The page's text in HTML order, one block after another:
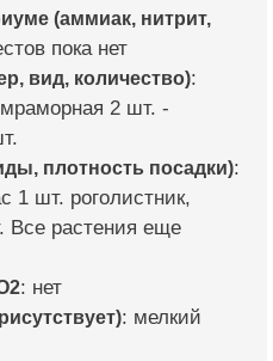
(аммиак, нитрит,
пока нет
вид, количество):
2 шт. -
плотность посадки):
1 шт. роголистник,
Все растения еще
: нет
: мелкий